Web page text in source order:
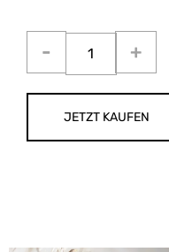
JETZT KAUFEN